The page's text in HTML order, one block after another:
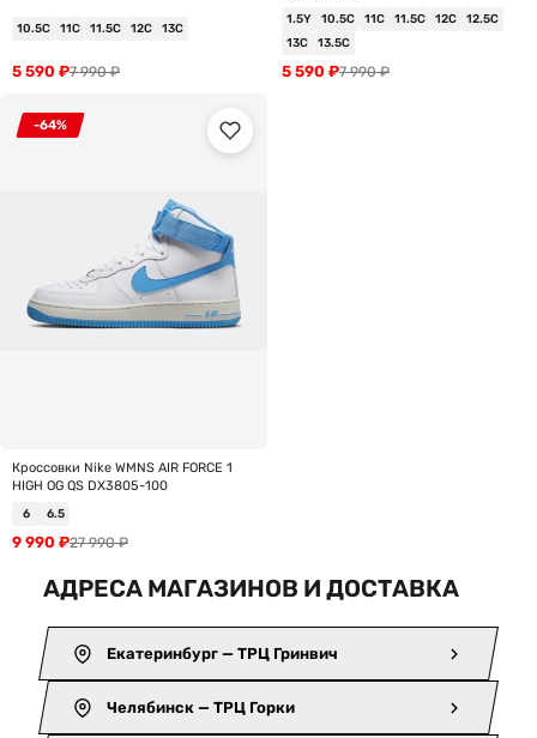
10.5C 11C 11.5C 12C 13C
7 990₽
5 590 ₽
1.5Y 10.5C 11C 11.5C 12C
12.5C
13C
13.5C
7 990₽
5 590 ₽
-64%
Кроссовки Nike WMNS AIR FORCE 1
HIGH OG QS DX3805-100
6 6.5
27 990₽
9 990 ₽
АДРЕСА МАГАЗИНОВ И ДОСТАВКА
Екатеринбург — ТРЦ Гринвич
Челябинск — ТРЦ Горки